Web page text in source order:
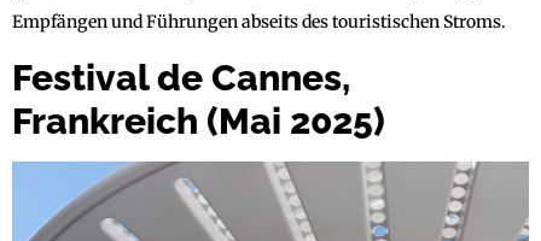
Empfängen und Führungen abseits des touristischen Stroms.
Festival de Cannes,
Frankreich (Mai 2025)